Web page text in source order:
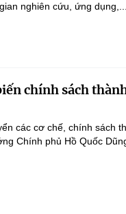
nghiên cứu, ứng
chính sách
các cơ chế, chính sách
Chính phủ Hồ Quốc